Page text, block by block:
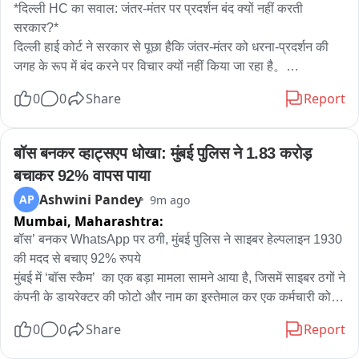
*दिल्ली HC का सवाल: जंतर-मंतर पर प्रदर्शन बंद क्यों नहीं करती
सरकार?*
दिल्ली हाई कोर्ट ने सरकार से पूछा हैकि जंतर-मंतर को धरना-प्रदर्शन की
जगह के रूप में बंद करने पर विचार क्यों नहीं किया जा रहा है。
जस्टिस अमित महाजन ने कहा कि मेरी व्यक्तिगत राय में जंतर-मंतर या शहर
होती है। विरोध-प्रदर्शनों की वजह से सड़कें जाम हो जाती हैं, एंबुलेंस की
आवाजाही प्रभावित होती है और आम लोगों के कामकाज में बाधा आती है।
यह एक तरह से पूरे शहर को बंधक बनाने जैसा है।
हालांकि, उन्होंने यह भी स्पष्ट किया कि प्रदर्शन की अनुमति देना या न देना
सरकार का काम है। अदालत इस संबंध में कोई फैसला नहीं दे रही है।
*कोर्ट के सामने क्या मामला था?*
प्रोटेक्शन कमेटी की ओर से दायर याचिका पर सुनवाई के दौरान की। कमेटी
0 0 Share Report
बॉस बनकर व्हाट्सएप धोखा: मुंबई पुलिस ने 1.83 करोड़
बचाकर 92% वापस पाया
AP Ashwini Pandey 9m ago
Mumbai, Maharashtra:
बॉस’ बनकर WhatsApp पर ठगी, मुंबई पुलिस ने साइबर हेल्पलाइन 1930
की मदद से बचाए 92% रुपये
मुंबई में ‘बॉस स्कैम’  का एक बड़ा मामला सामने आया है, जिसमें साइबर ठगों ने
कंपनी के डायरेक्टर की फोटो और नाम का इस्तेमाल कर एक कर्मचारी को
अधिकारी बताकर कर्मचारी से तत्काल एक बैंक खाते में 1.98 करोड़ रुपये
0 0 Share Report